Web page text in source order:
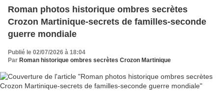
Roman photos historique ombres secrètes
Crozon Martinique-secrets de familles-seconde
guerre mondiale
Publié le 02/07/2026 à 18:04
Par Roman historique ombres secrètes Crozon Martinique